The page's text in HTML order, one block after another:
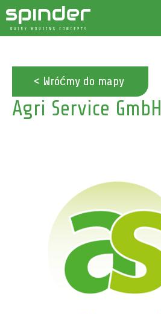
Produkty
Do pobrania
< Wróćmy do mapy
Agri Service GmbH